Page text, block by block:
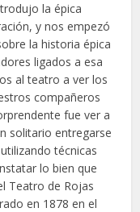
la épica
y nos empezó
la historia épica
ligados a esa
al teatro a ver los
compañeros
fue ver a
solitario entregarse
técnicas
lo bien que
Teatro de Rojas
en 1878 en el